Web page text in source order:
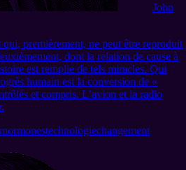
John
premièrement, ne peut être reproduit
dont la relation de cause à
est remplie de tels miracles. Qui
humain est la conversion de «
et compris. L’avion et la radio
technologiechangement